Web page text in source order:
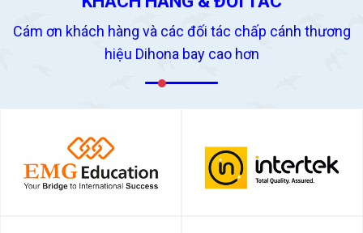
Cám ơn khách hàng và các đối tác chấp cánh thương
hiệu Dihona bay cao hơn